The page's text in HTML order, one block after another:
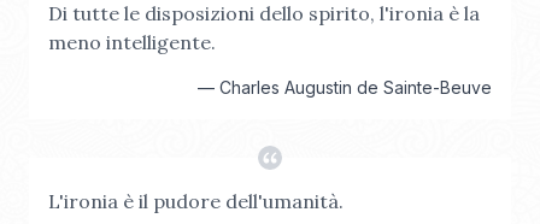
Di tutte le disposizioni dello spirito, l'ironia è la
meno intelligente.
— Charles Augustin de Sainte-Beuve
L'ironia è il pudore dell'umanità.